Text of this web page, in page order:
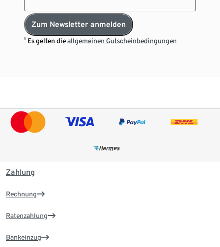
Zum Newsletter anmelden
¹ Es gelten dieallgemeinen Gutscheinbedingungen
Zahlung
Rechnung
Ratenzahlung
Bankeinzug